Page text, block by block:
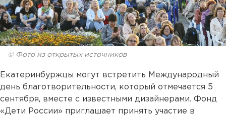
© Фото из открытых источников
Екатеринбуржцы могут встретить Международный
день благотворительности, который отмечается 5
сентября, вместе с известными дизайнерами. Фонд
«Дети России» приглашает принять участие в